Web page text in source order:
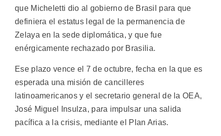
que Micheletti dio al gobierno de Brasil para que
definiera el estatus legal de la permanencia de
Zelaya en la sede diplomática, y que fue
enérgicamente rechazado por Brasilia.
Ese plazo vence el 7 de octubre, fecha en la que es
esperada una misión de cancilleres
latinoamericanos y el secretario general de la OEA,
José Miguel Insulza, para impulsar una salida
pacífica a la crisis, mediante el Plan Arias.